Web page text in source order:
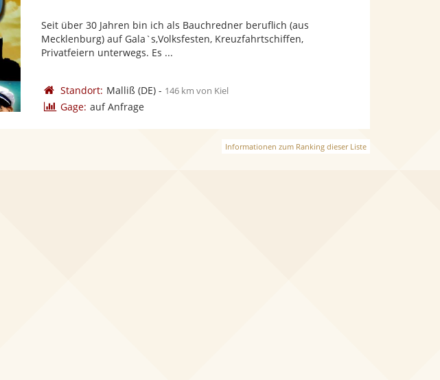
Seit über 30 Jahren bin ich als Bauchredner beruflich (aus
Mecklenburg) auf Gala`s,Volksfesten, Kreuzfahrtschiffen,
Privatfeiern unterwegs. Es ...
Standort: Malliß (DE)- 146 km von Kiel
Gage: auf Anfrage
Informationen zum Ranking dieser Liste